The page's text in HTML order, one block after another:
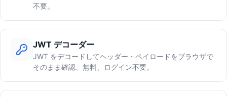
不要。
JWT デコーダー
JWT をデコードしてヘッダー・ペイロードをブラウザで
そのまま確認、無料、ログイン不要。